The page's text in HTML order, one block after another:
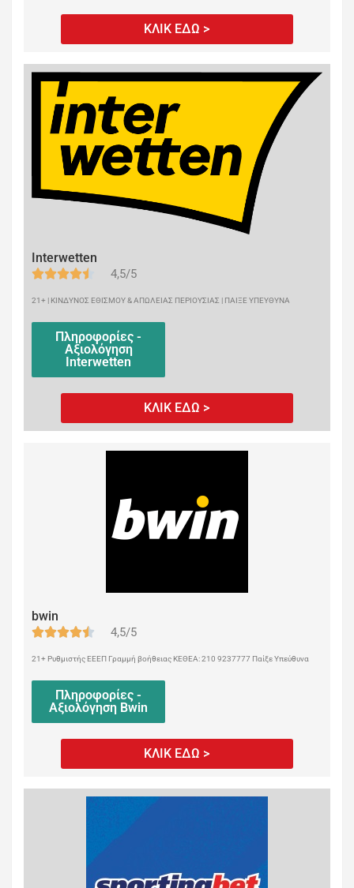
ΚΛΙΚ ΕΔΩ >
Interwetten
4,5/5
21+ | ΚΙΝΔΥΝΟΣ ΕΘΙΣΜΟΥ & ΑΠΩΛΕΙΑΣ ΠΕΡΙΟΥΣΙΑΣ | ΠΑΙΞΕ ΥΠΕΥΘΥΝΑ
Πληροφορίες -
Αξιολόγηση
Interwetten
ΚΛΙΚ ΕΔΩ >
bwin
4,5/5
21+ Ρυθμιστής ΕΕΕΠ Γραμμή βοήθειας ΚΕΘΕΑ: 210 9237777 Παίξε Υπεύθυνα
Πληροφορίες -
Αξιολόγηση Bwin
ΚΛΙΚ ΕΔΩ >